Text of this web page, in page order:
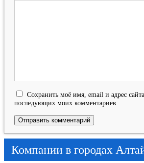
Сохранить моё имя, email и адрес
последующих моих комментариев.
Компании в городах